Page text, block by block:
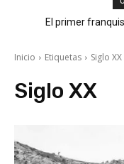
El primer
Inicio Etiquetas Siglo XX
Siglo XX